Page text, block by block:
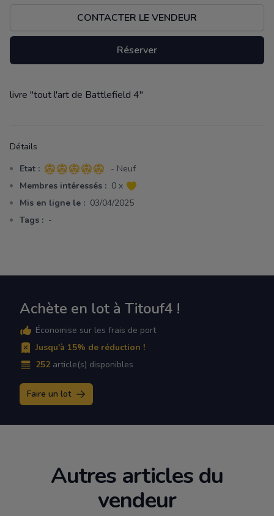
CONTACTER LE VENDEUR
Réserver
Description
livre "tout l'art de Battlefield 4"
Détails
Etat : 5 sur 5 étoiles
- Neuf
Membres intéressés : 0 x
Mis en ligne le : 03/04/2025
Tags : -
Achète en lot à Titouf4 !
Économise sur les frais de port
Jusqu'à 15% de réduction !
252 article(s) disponibles
Faire un lot
Autres articles du
vendeur